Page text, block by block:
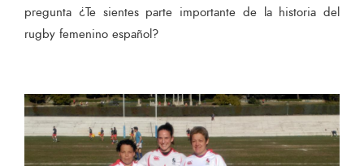
pregunta ¿Te sientes parte importante de la historia del
rugby femenino español?